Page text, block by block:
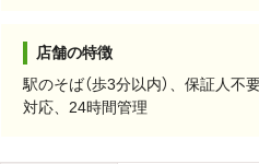
店舗の特徴
駅のそば（歩3分以内）、保証人
対応、24時間管理